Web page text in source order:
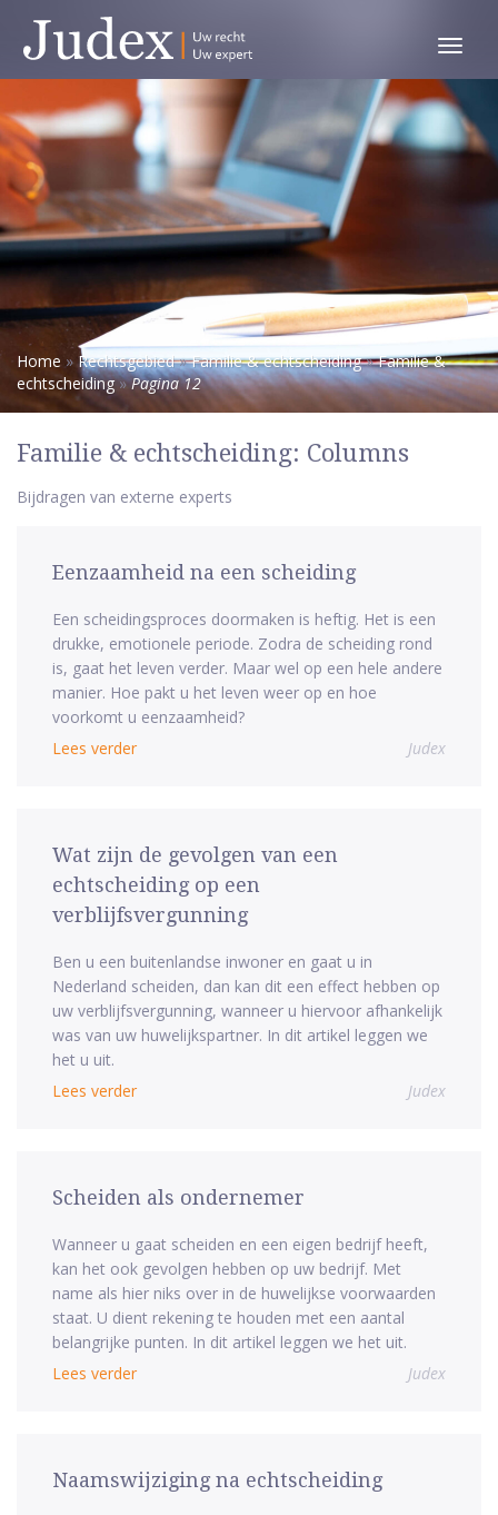
Toggle
Home »Rechtsgebied»Familie & echtscheiding»Familie &
echtscheiding»Pagina 12
Familie & echtscheiding: Columns
Bijdragen van externe experts
Eenzaamheid na een scheiding
Een scheidingsproces doormaken is heftig. Het is een
drukke, emotionele periode. Zodra de scheiding rond
is, gaat het leven verder. Maar wel op een hele andere
manier. Hoe pakt u het leven weer op en hoe
voorkomt u eenzaamheid?
Lees verder
Judex
Wat zijn de gevolgen van een
echtscheiding op een
verblijfsvergunning
Ben u een buitenlandse inwoner en gaat u in
Nederland scheiden, dan kan dit een effect hebben op
uw verblijfsvergunning, wanneer u hiervoor afhankelijk
was van uw huwelijkspartner. In dit artikel leggen we
het u uit.
Lees verder
Judex
Scheiden als ondernemer
Wanneer u gaat scheiden en een eigen bedrijf heeft,
kan het ook gevolgen hebben op uw bedrijf. Met
name als hier niks over in de huwelijkse voorwaarden
staat. U dient rekening te houden met een aantal
belangrijke punten. In dit artikel leggen we het uit.
Lees verder
Judex
Naamswijziging na echtscheiding